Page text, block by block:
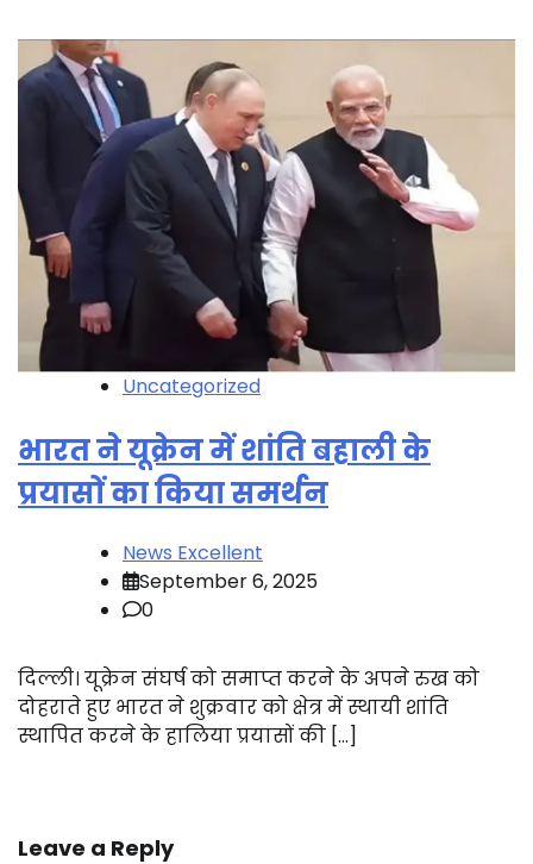
Uncategorized
भारत ने यूक्रेन में शांति बहाली के
प्रयासों का किया समर्थन
News Excellent
September 6, 2025
0
दिल्ली। यूक्रेन संघर्ष को समाप्त करने के अपने रुख को
दोहराते हुए भारत ने शुक्रवार को क्षेत्र में स्थायी शांति
स्थापित करने के हालिया प्रयासों की […]
Leave a Reply